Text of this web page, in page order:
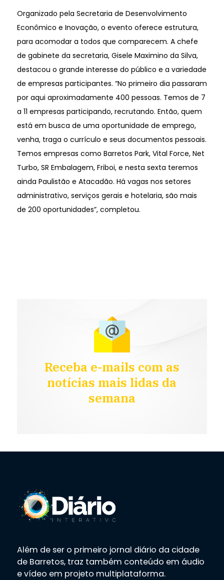
Organizado pela Secretaria de Desenvolvimento
Econômico e Inovação, o evento oferece estrutura,
para acomodar a todos que comparecem. A chefe
de gabinete da secretaria, Gisele Maximino da Silva,
destacou o grande interesse do público e a variedade
de empresas participantes. “No primeiro dia passaram
por aqui aproximadamente 400 pessoas. Temos de 7
a 11 empresas participando, recrutando. Então, quem
está em busca de uma oportunidade de emprego,
venha, traga o currículo e seus documentos pessoais.
Temos empresas como Barretos Park, Vital Force, Net
Turbo, SR Embalagem, Friboi, e nesta sexta teremos
ainda Paulistão e Atacadão. Há vagas nos setores
administrativo, serviços gerais e hotelaria, são mais
de 200 oportunidades”, completou.
Receba e-mails com as
notícias mais lidas da
semana
Além de ser o primeiro jornal diário da cidade
de Barretos, traz também conteúdo em áudio
e vídeo em projeto multiplataforma.